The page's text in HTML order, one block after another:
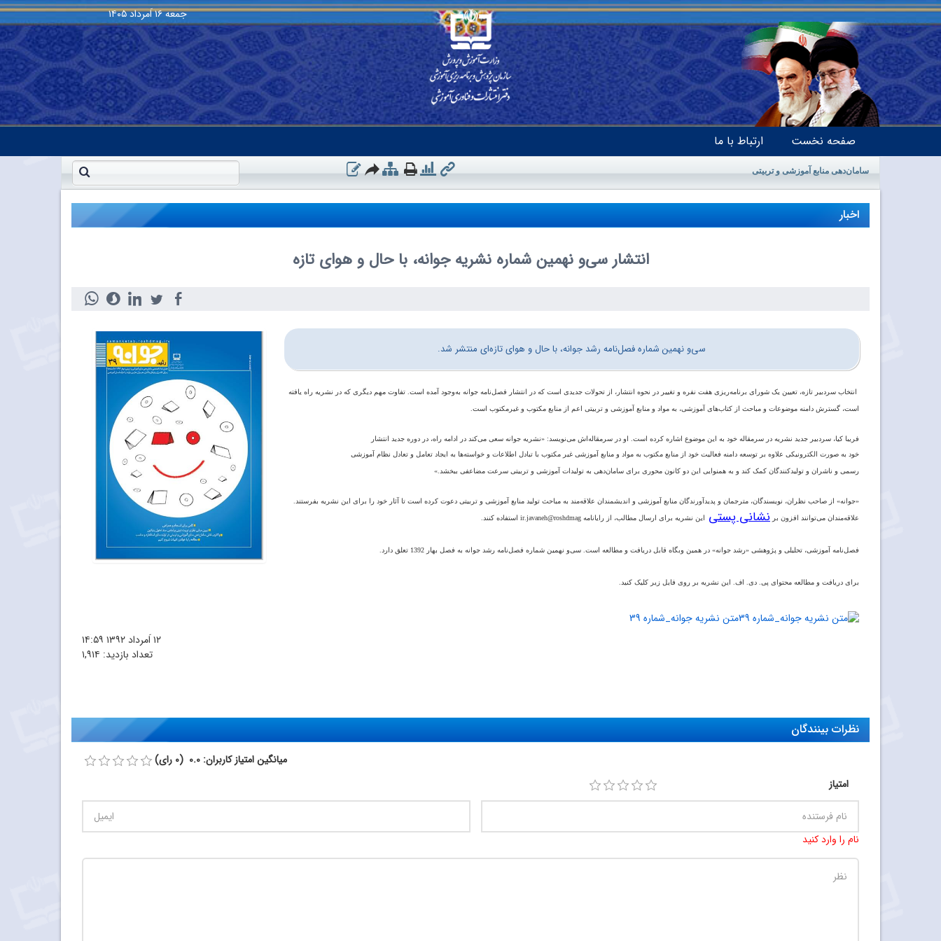
جمعه۱۶ اَمرداد ۱۴۰۵
صفحه نخست ارتباط با ما
سامان‌دهی منابع آموزشی و تربیتی
اخبار
انتشار سی‌و نهمین شماره نشریه جوانه، با حال و هوای تازه
سی‌و نهمین شماره فصل‌نامه رشد جوانه، با حال و هوای تازه‌‌ای منتشر شد.
انتخاب سردبیر تازه، تعیین یک شورای برنامه‌ریزی هفت نفره و تغییر در نحوه انتشار، از تحولات جدیدی است که در انتشار فصل‌نامه جوانه به‌وجود آمده است. تفاوت مهم دیگری که در نشریه راه یافته
است، گسترش دامنه موضوعات و مباحث از کتاب‌های آموزشی، به مواد و منابع آموزشی و تربیتی اعم از منابع مکتوب و غیرمکتوب است.
فریبا کیا، سردبیر جدید نشریه در سرمقاله خود به این موضوع اشاره کرده است. او در سرمقاله‌‌اش می‌نویسد: «نشریه جوانه سعی می‌کند در ادامه راه، در دوره جدید انتشار
خود به صورت الکترونیکی علاوه بر توسعه دامنه فعالیت خود از منابع مکتوب به مواد و منابع آموزشی غیر مکتوب با تبادل اطلاعات و خواسته‌ها به ایجاد تعامل و تعادل نظام آموزشی
رسمی و ناشران و تولیدکنندگان کمک کند و به همنوایی این دو کانون محوری برای سامان‌دهی به تولیدات آموزشی و تربیتی سرعت مضاعفی ببخشد.»
«جوانه» از صاحب نظران، نویسندگان، مترجمان و پدیدآورندگان منابع آموزشی و اندیشمندان علاقه‌مند به مباحث تولید منابع آموزشی و تربیتی دعوت کرده است تا آثار خود را برای این نشریه بفرستند.
علاقه‌مندان می‌توانند افزون بر نشانی پستی این نشریه برای ارسال مطالب، از رایانامه javaneh@roshdmag
.
ir استفاده کنند.
فصل‌نامه آموزشی، تحلیلی و پژوهشی «رشد جوانه» در همین وبگاه قابل دریافت و مطالعه است. سی‌و نهمین شماره فصل‌نامه رشد جوانه به فصل بهار 1392 تعلق دارد.
برای دریافت و مطالعه محتوای پی‌. دی. اف. این نشریه بر روی فایل زیر کلیک کنید.
متن نشریه جوانه_شماره 39
۱۲ اَمرداد ۱۳۹۲
۱۴:۵۹
تعداد بازدید: ۱,۹۱۴
نظرات بینندگان
میانگین امتیاز کاربران: 0.0 (0 رای)
امتیاز
نام را وارد کنید